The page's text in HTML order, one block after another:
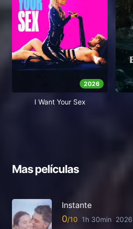
2026
I Want Your Sex
Mas películas
Instante
0 1h 30min 2026